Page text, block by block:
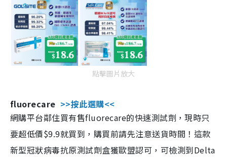
點擊圖片放大
fluorecare >>按此選購<<
網購平台鄰住買有售fluorecare的快速測試劑，現時只
要超低價$9.9就買到，購買前請先注意送貨時間！這款
新型冠狀病毒抗原測試劑盒獲歐盟認可，可檢測到Delta